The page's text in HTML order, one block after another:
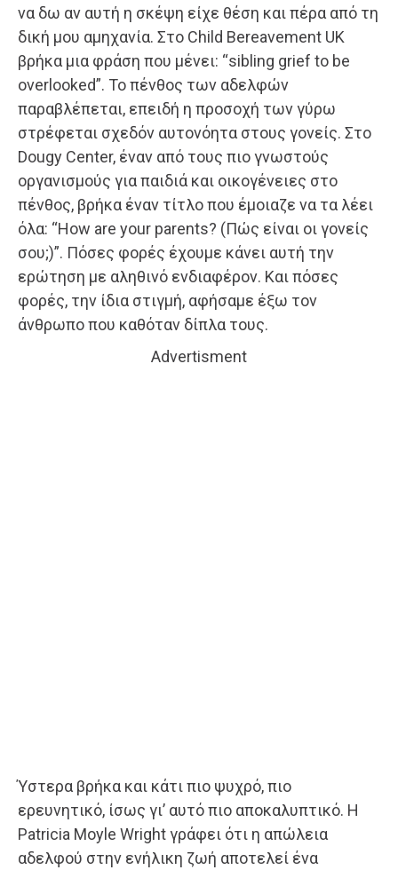
να δω αν αυτή η σκέψη είχε θέση και πέρα από τη
δική μου αμηχανία. Στο Child Bereavement UK
βρήκα μια φράση που μένει: “sibling grief to be
overlooked”. Το πένθος των αδελφών
παραβλέπεται, επειδή η προσοχή των γύρω
στρέφεται σχεδόν αυτονόητα στους γονείς. Στο
Dougy Center, έναν από τους πιο γνωστούς
οργανισμούς για παιδιά και οικογένειες στο
πένθος, βρήκα έναν τίτλο που έμοιαζε να τα λέει
όλα: “How are your parents? (Πώς είναι οι γονείς
σου;)”. Πόσες φορές έχουμε κάνει αυτή την
ερώτηση με αληθινό ενδιαφέρον. Και πόσες
φορές, την ίδια στιγμή, αφήσαμε έξω τον
άνθρωπο που καθόταν δίπλα τους.
Advertisment
Ύστερα βρήκα και κάτι πιο ψυχρό, πιο
ερευνητικό, ίσως γι’ αυτό πιο αποκαλυπτικό. Η
Patricia Moyle Wright γράφει ότι η απώλεια
αδελφού στην ενήλικη ζωή αποτελεί ένα